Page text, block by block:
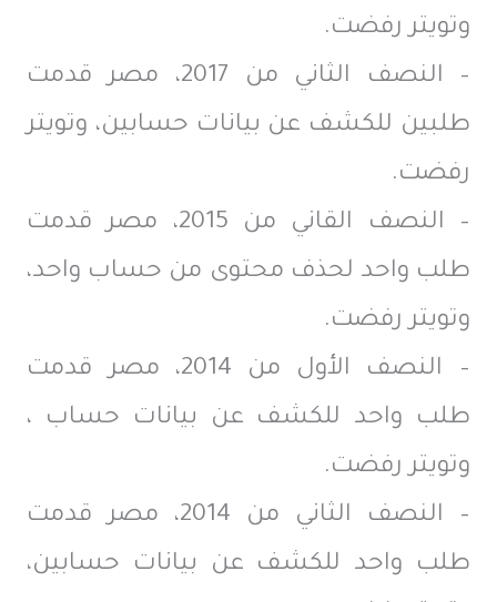
وتويتر رفضت.
– النصف الثاني من 2017، مصر قدمت
طلبين للكشف عن بيانات حسابين، وتويتر
رفضت.
– النصف القاني من 2015، مصر قدمت
طلب واحد لحذف محتوى من حساب واحد،
وتويتر رفضت.
– النصف الأول من 2014، مصر قدمت
طلب واحد للكشف عن بيانات حساب ،
وتويتر رفضت.
– النصف الثاني من 2014، مصر قدمت
طلب واحد للكشف عن بيانات حسابين،